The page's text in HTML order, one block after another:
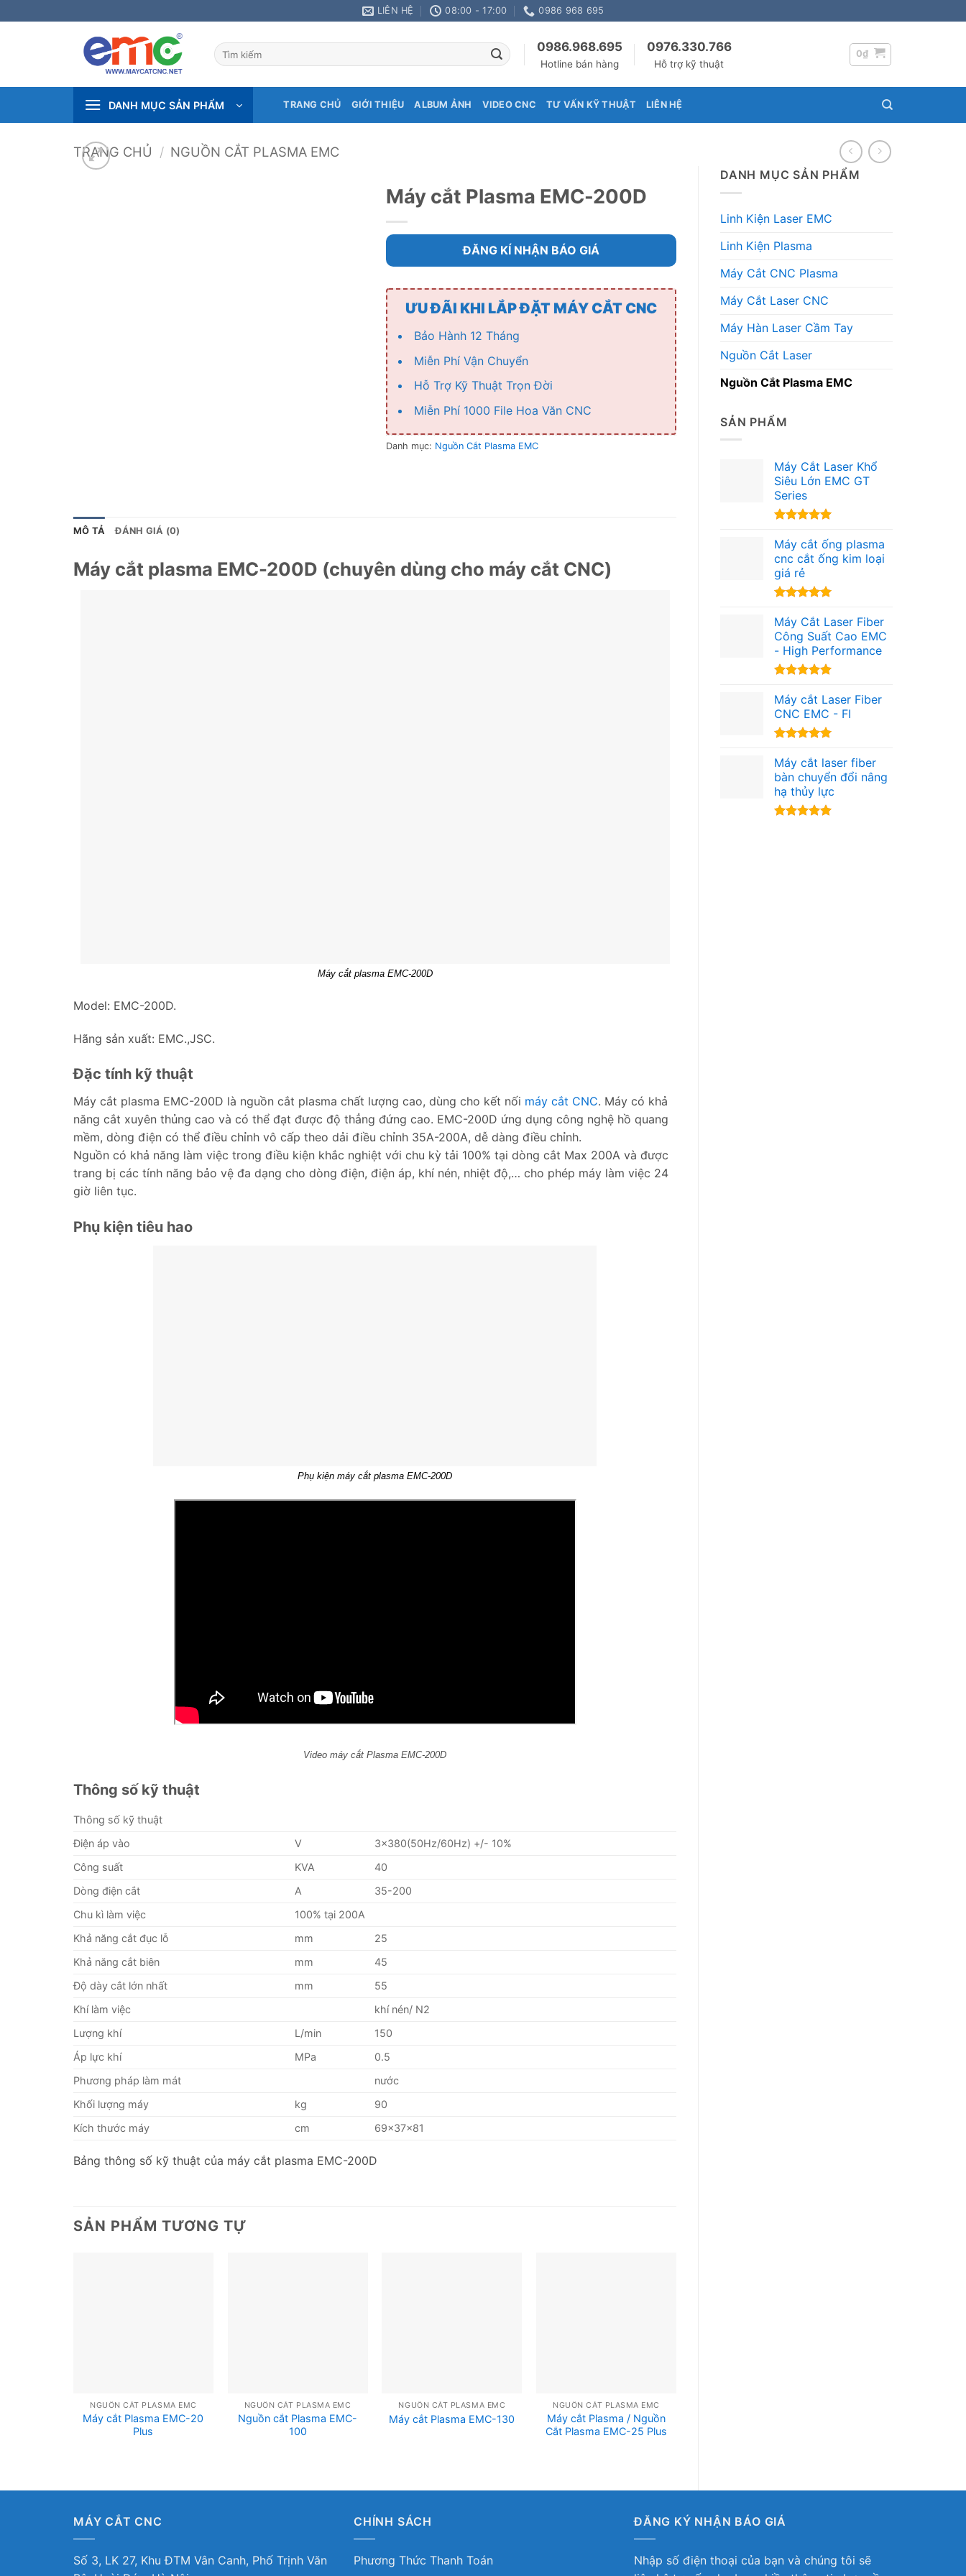
qua
LIÊN HỆ 08:00 - 17:00 0986 968 695
Tìm
kiếm:
0986.968.695
Hotline bán hàng
0976.330.766
Hỗ trợ kỹ thuật
0₫
DANH MỤC SẢN PHẨM TRANG CHỦ GIỚI THIỆU ALBUM ẢNH VIDEO CNC TƯ VẤN KỸ THUẬT LIÊN HỆ
TRANG CHỦ / NGUỒN CẮT PLASMA EMC
DANH MỤC SẢN PHẨM
Linh Kiện Laser EMC
Linh Kiện Plasma
Máy Cắt CNC Plasma
Máy Cắt Laser CNC
Máy Hàn Laser Cầm Tay
Nguồn Cắt Laser
Nguồn Cắt Plasma EMC
SẢN PHẨM
Máy Cắt Laser Khổ
Siêu Lớn EMC GT
Series
hạng5.00
5 sao
Máy cắt ống plasma
cnc cắt ống kim loại
giá rẻ
hạng5.00
5 sao
Máy Cắt Laser Fiber
Công Suất Cao EMC
- High Performance
hạng5.00
5 sao
Máy cắt Laser Fiber
CNC EMC - FI
hạng5.00
5 sao
Máy cắt laser fiber
bàn chuyển đổi nâng
hạ thủy lực
Máy cắt Plasma EMC-200D
ĐĂNG KÍ NHẬN BÁO GIÁ
ƯU ĐÃI KHI LẮP ĐẶT MÁY CẮT CNC
Bảo Hành 12 Tháng
Miễn Phí Vận Chuyển
Hỗ Trợ Kỹ Thuật Trọn Đời
Miễn Phí 1000 File Hoa Văn CNC
Danh mục: Nguồn Cắt Plasma EMC
MÔ TẢ ĐÁNH GIÁ (0)
Máy cắt plasma EMC-200D (chuyên dùng cho máy cắt CNC)
Máy cắt plasma EMC-200D
Model: EMC-200D.
Hãng sản xuất: EMC.,JSC.
Đặc tính kỹ thuật
Máy cắt plasma EMC-200D là nguồn cắt plasma chất lượng cao, dùng cho kết nối máy cắt CNC. Máy có khả
năng cắt xuyên thủng cao và có thể đạt được độ thẳng đứng cao. EMC-200D ứng dụng công nghệ hồ quang
mềm, dòng điện có thể điều chỉnh vô cấp theo dải điều chỉnh 35A-200A, dễ dàng điều chỉnh.
Nguồn có khả năng làm việc trong điều kiện khắc nghiệt với chu kỳ tải 100% tại dòng cắt Max 200A và được
trang bị các tính năng bảo vệ đa dạng cho dòng điện, điện áp, khí nén, nhiệt độ,… cho phép máy làm việc 24
giờ liên tục.
Phụ kiện tiêu hao
Phụ kiện máy cắt plasma EMC-200D
Video máy cắt Plasma EMC-200D
Thông số kỹ thuật
Thông số kỹ thuật
Điện áp vào
V
3×380(50Hz/60Hz) +/- 10%
Công suất
KVA
40
Dòng điện cắt
A
35-200
Chu kì làm việc
100% tại 200A
Khả năng cắt đục lỗ
mm
25
Khả năng cắt biên
mm
45
Độ dày cắt lớn nhất
mm
55
Khí làm việc
khí nén/ N2
Lượng khí
L/min
150
Áp lực khí
MPa
0.5
Phương pháp làm mát
nước
Khối lượng máy
kg
90
Kích thước máy
cm 69x37x81
Bảng thông số kỹ thuật của máy cắt plasma EMC-200D
SẢN PHẨM TƯƠNG TỰ
NGUỒN CẮT PLASMA EMC
Máy cắt Plasma EMC-20
Plus
NGUỒN CẮT PLASMA EMC
Nguồn cắt Plasma EMC-
100
NGUỒN CẮT PLASMA EMC
Máy cắt Plasma EMC-130
NGUỒN CẮT PLASMA EMC
Máy cắt Plasma / Nguồn
Cắt Plasma EMC-25 Plus
MÁY CẮT CNC
Số 3, LK 27, Khu ĐTM Vân Canh, Phố Trịnh Văn
CHÍNH SÁCH
Phương Thức Thanh Toán
ĐĂNG KÝ NHẬN BÁO GIÁ
Nhập số điện thoại của bạn và chúng tôi sẽ